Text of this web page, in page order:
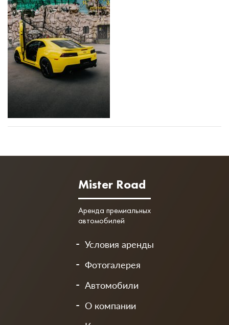
Mister Road
Аренда премиальных
автомобилей
Условия аренды
Фотогалерея
Автомобили
О компании